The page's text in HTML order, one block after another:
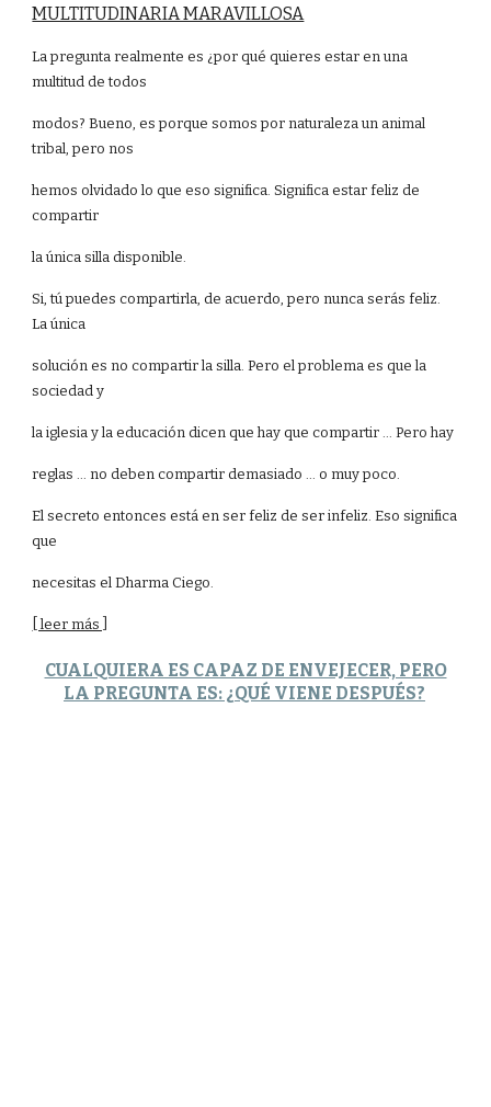
MULTITUDINARIA MARAVILLOSA
La pregunta realmente es ¿por qué quieres estar en una
multitud de todos
modos? Bueno, es porque somos por naturaleza un animal
tribal, pero nos
hemos olvidado lo que eso significa. Significa estar feliz de
compartir
la única silla disponible.
Si, tú puedes compartirla, de acuerdo, pero nunca serás feliz.
La única
solución es no compartir la silla. Pero el problema es que la
sociedad y
la iglesia y la educación dicen que hay que compartir ... Pero hay
reglas ... no deben compartir demasiado ... o muy poco.
El secreto entonces está en ser feliz de ser infeliz. Eso significa
que
necesitas el Dharma Ciego.
[ leer más ]
CUALQUIERA ES CAPAZ DE ENVEJECER, PERO
LA PREGUNTA ES: ¿QUÉ VIENE DESPUÉS?